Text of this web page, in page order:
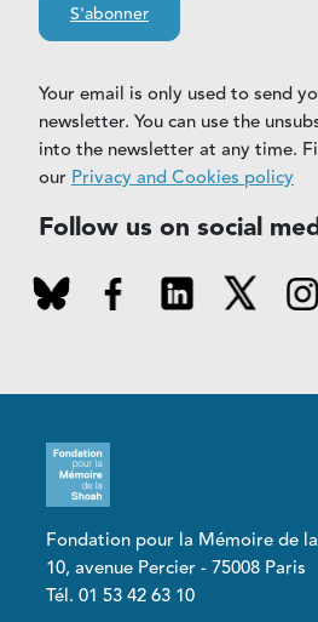
S'abonner
Your email is only used to send
newsletter. You can use the
into the newsletter at any time.
our Privacy and Cookies policy
Follow us on social
Fondation pour la Mémoire de
10, avenue Percier - 75008 Paris
Tél. 01 53 42 63 10